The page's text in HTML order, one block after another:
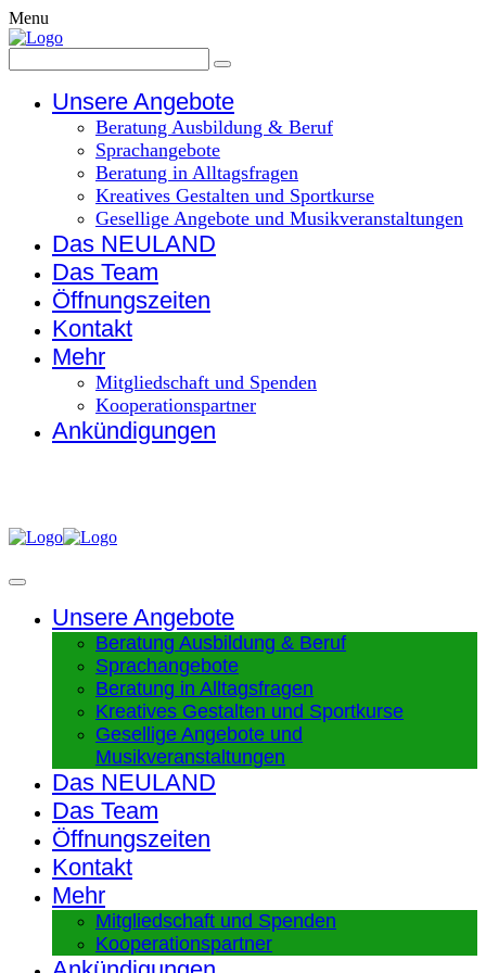
Menu
Unsere Angebote
Beratung Ausbildung & Beruf
Sprachangebote
Beratung in Alltagsfragen
Kreatives Gestalten und Sportkurse
Gesellige Angebote und Musikveranstaltungen
Das NEULAND
Das Team
Öffnungszeiten
Kontakt
Mehr
Mitgliedschaft und Spenden
Kooperationspartner
Ankündigungen
Unsere Angebote
Beratung Ausbildung & Beruf
Sprachangebote
Beratung in Alltagsfragen
Kreatives Gestalten und Sportkurse
Gesellige Angebote und
Musikveranstaltungen
Das NEULAND
Das Team
Öffnungszeiten
Kontakt
Mehr
Mitgliedschaft und Spenden
Kooperationspartner